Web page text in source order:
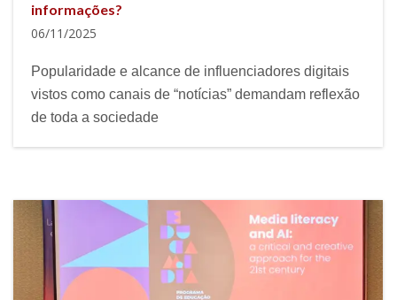
informações?
06/11/2025
Popularidade e alcance de influenciadores digitais
vistos como canais de “notícias” demandam reflexão
de toda a sociedade